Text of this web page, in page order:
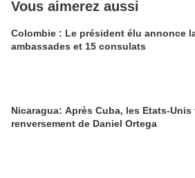
Vous aimerez aussi
Colombie : Le président élu annonce
ambassades et 15 consulats
Nicaragua: Après Cuba, les Etats-
renversement de Daniel Ortega